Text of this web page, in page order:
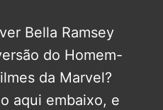
Bella Ramsey
do Homem-
da Marvel?
aqui embaixo, e